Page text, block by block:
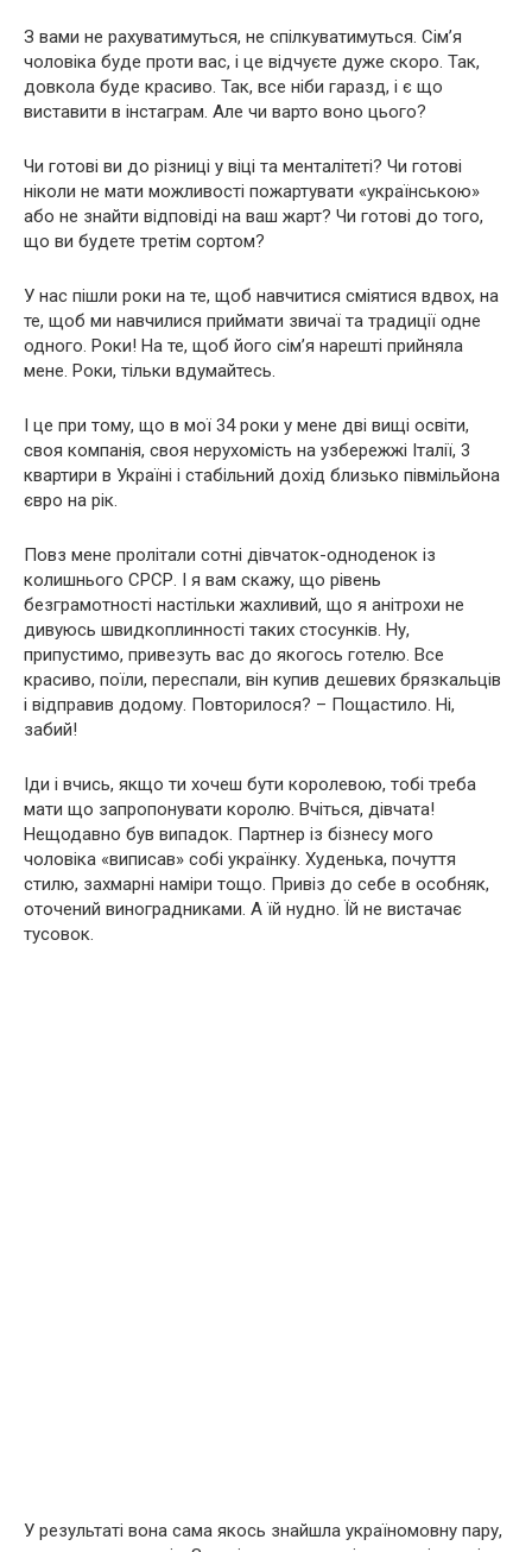
З вами не рахуватимуться, не спілкуватимуться. Сім’я
чоловіка буде проти вас, і це відчуєте дуже скоро. Так,
довкола буде красиво. Так, все ніби гаразд, і є що
виставити в інстаграм. Але чи варто воно цього?
Чи готові ви до різниці у віці та менталітеті? Чи готові
ніколи не мати можливості пожартувати «українською»
або не знайти відповіді на ваш жарт? Чи готові до того,
що ви будете третім сортом?
У нас пішли роки на те, щоб навчитися сміятися вдвох, на
те, щоб ми навчилися приймати звичаї та традиції одне
одного. Роки! На те, щоб його сім’я нарешті прийняла
мене. Роки, тільки вдумайтесь.
І це при тому, що в мої 34 роки у мене дві вищі освіти,
своя компанія, своя нерухомість на узбережжі Італії, 3
квартири в Україні і стабільний дохід близько півмільйона
євро на рік.
Повз мене пролітали сотні дівчаток-одноденок із
колишнього СРСР. І я вам скажу, що рівень
безграмотності настільки жахливий, що я анітрохи не
дивуюсь швидкоплинності таких стосунків. Ну,
припустимо, привезуть вас до якогось готелю. Все
красиво, поїли, переспали, він купив дешевих брязкальців
і відправив додому. Повторилося? – Пощастило. Ні,
забий!
Іди і вчись, якщо ти хочеш бути королевою, тобі треба
мати що запропонувати королю. Вчіться, дівчата!
Нещодавно був випадок. Партнер із бізнесу мого
чоловіка «виписав» собі українку. Худенька, почуття
стилю, захмарні наміри тощо. Привіз до себе в особняк,
оточений виноградниками. А їй нудно. Їй не вистачає
тусовок.
У результаті вона сама якось знайшла україномовну пару,